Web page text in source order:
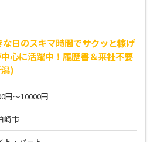
日のスキマ時間でサクッと稼げ
心に活躍中！履歴書＆来社不要
)
円～10000円
崎市